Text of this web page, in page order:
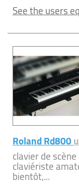
See the users
Roland Rd800
clavier de scène
claviériste
bientôt,...